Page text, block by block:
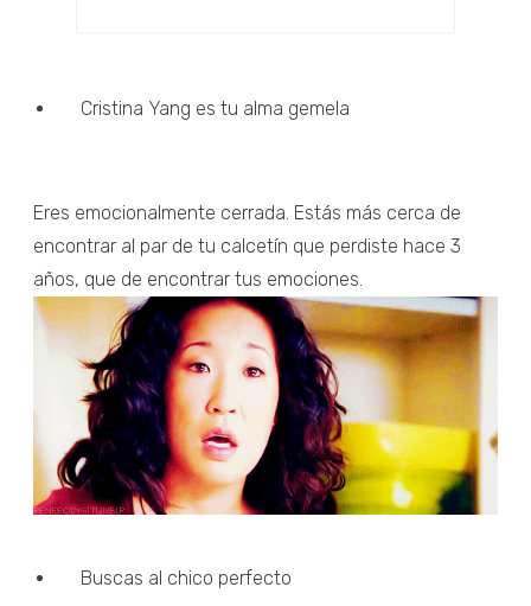
Cristina Yang es tu alma gemela
Eres emocionalmente cerrada. Estás más cerca de
encontrar al par de tu calcetín que perdiste hace 3
años, que de encontrar tus emociones.
Buscas al chico perfecto